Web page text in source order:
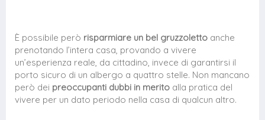
È possibile però risparmiare un bel gruzzoletto anche
prenotando l’intera casa, provando a vivere
un’esperienza reale, da cittadino, invece di garantirsi il
porto sicuro di un albergo a quattro stelle. Non mancano
però dei preoccupanti dubbi in merito alla pratica del
vivere per un dato periodo nella casa di qualcun altro.